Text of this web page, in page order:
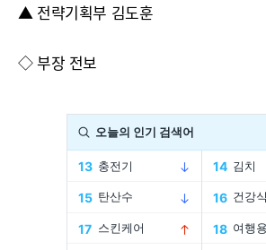
▲ 전략기획부 김도훈
◇ 부장 전보